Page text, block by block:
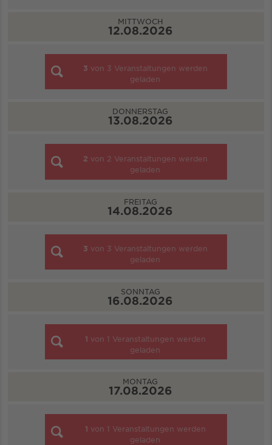
MITTWOCH
12.08.2026
3 von 3 Veranstaltungen werden
geladen
DONNERSTAG
13.08.2026
2 von 2 Veranstaltungen werden
geladen
FREITAG
14.08.2026
3 von 3 Veranstaltungen werden
geladen
SONNTAG
16.08.2026
1 von 1 Veranstaltungen werden
geladen
MONTAG
17.08.2026
1 von 1 Veranstaltungen werden
geladen